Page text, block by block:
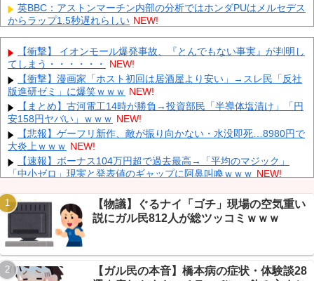
英BBC：アストンマーチン内部の分析ではホンダPUはメルセデス
からラップ1.5秒遅れらしい NEW!
元日向坂46・松田好花、食中毒で「腹痛とおう吐と下痢が止まら
ない」原因は夏の風物詩だった NEW!
中国人のリウさん、新エネ車で国境越えたら遠隔操作で30時間ロ
ックされる！ NEW!
中国「大洪水！」中国ダム「決壊」地元民「公式発表より死者多
い！」中国政府「住民拘束！（安否不明」中国当局「救助隊動画も
削除」台風13号「三峡ダム接近中」→
かつて650万部を誇った「週刊少年ジャンプ」、発行部数が初の
100万部割れ
NEW!
【速報】 記者「中革連は食料品消費税ゼロを公約に掲げていた
が？」→階猛氏「そ、それは財源確保という条件付き」 NEW!
す本心！ NEW!
Powered by livedoor 相互RSS
【衝撃】 イオンモール爆発事故、『とんでもない事実』が判明し
てしまう・・・・・・
NEW!
【衝撃】漫画家「ホスト初回は居酒屋より安い」→スレ民「反社
版進研ゼミ」に爆笑ｗｗｗ NEW!
【まとめ】古河電工14時が勝負→投資部民「半導体塩漬け」「円
安158円ヤバい」ｗｗｗ NEW!
【悲報】ゲーフリ新作、敵が振り向かない・水没即死…8980円で
大炎上ｗｗｗ NEW!
【速報】ボーナス104万円超で過去最高→「平均のマジック」
「中小ゼロ」現実と発表値のギャップに阿鼻叫喚ｗｗｗ NEW!
援学級に入れないんですか？」先生「背の高い低いと同じで、これ
も個性なの！差別は... NEW!
【画像】 日産が社運をかけて発売するSUVｗｗｗｗｗｗｗ
義兄嫁が自宅をサロンにして姪を毎日ウトメへ預ける生活に。数
年後、そのツケが一気に回ってきて… NEW!
【悲報】男の理想体重80kg論争→VIPPERの結論「デブは100kg
【物議】ぐるナイ「ゴチ」現場の空気重い
説にガル民812人が総ツッコミｗｗｗ
【ガル民の本音】橋本病の症状・体験談28